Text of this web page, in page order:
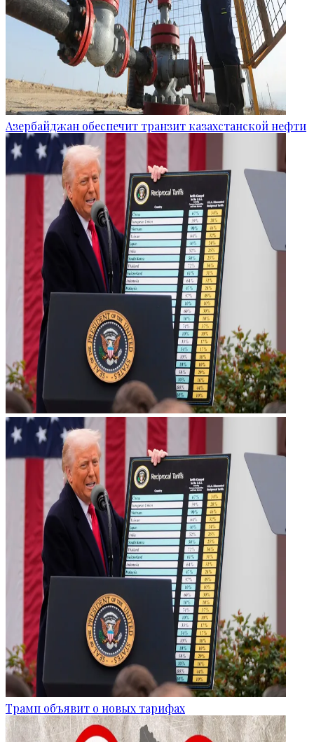
Азербайджан обеспечит транзит казахстанской нефти
Трамп объявит о новых тарифах